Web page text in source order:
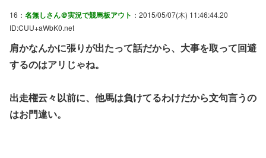
16： 名無しさん＠実況で競馬板アウト ：2015/05/07(木) 11:46:44.20
ID:CUU+aWbK0.net
肩かなんかに張りが出たって話だから、大事を取って回避
するのはアリじゃね。
出走権云々以前に、他馬は負けてるわけだから文句言うの
はお門違い。